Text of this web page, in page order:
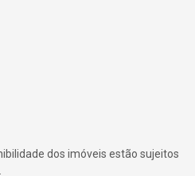
dos imóveis estão sujeitos